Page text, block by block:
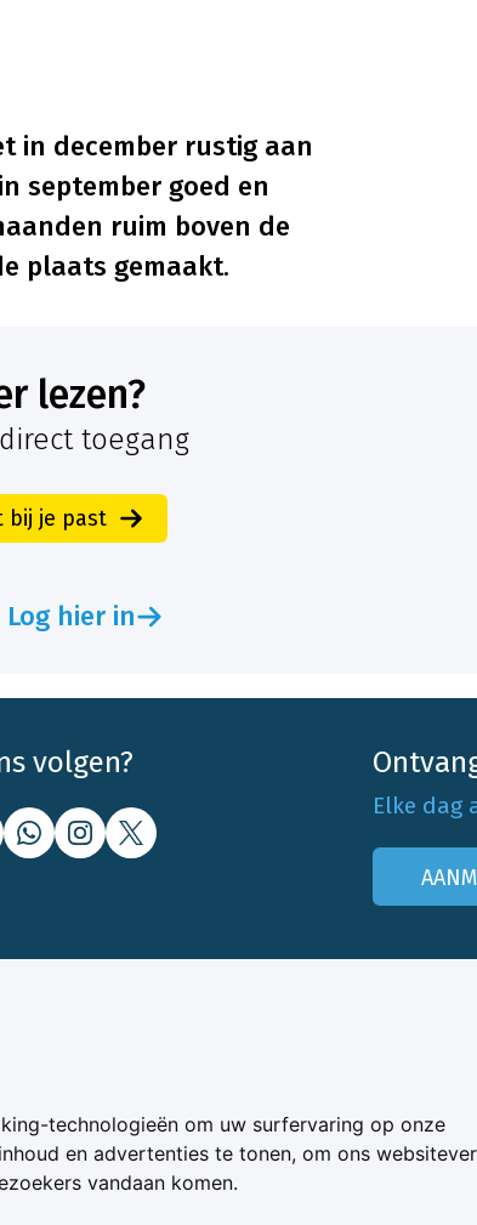
technologieën om uw surfervaring op onze
en advertenties te tonen, om ons
vandaan komen.
in december rustig aan
september goed en
ruim boven de
plaats gemaakt.
lezen?
toegang
bij je past
Log hier in
volgen?
Elke dag
Bedrijfsabonnementen
Mijn Boerenbusiness
Werken bij Boerenbusiness